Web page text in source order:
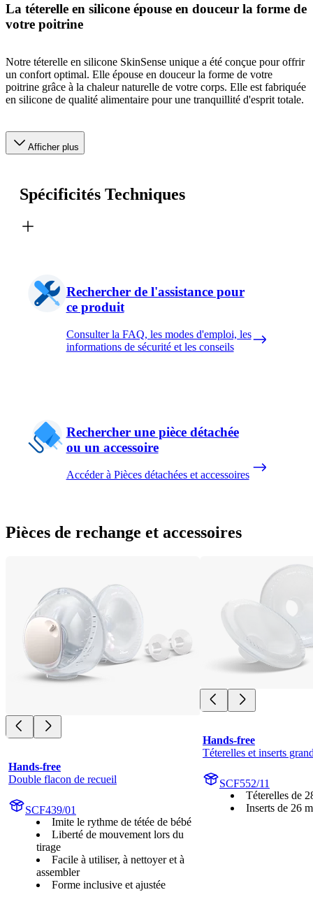
La téterelle en silicone épouse en douceur la forme de
votre poitrine
Notre téterelle en silicone SkinSense unique a été conçue pour offrir
un confort optimal. Elle épouse en douceur la forme de votre
poitrine grâce à la chaleur naturelle de votre corps. Elle est fabriquée
en silicone de qualité alimentaire pour une tranquillité d'esprit totale.
Afficher plus
Spécificités Techniques
Rechercher de l'assistance pour
ce produit
Consulter la FAQ, les modes d'emploi, les
informations de sécurité et les conseils
Rechercher une pièce détachée
ou un accessoire
Accéder à Pièces détachées et accessoires
Pièces de rechange et accessoires
Hands-free
Double flacon de recueil
SCF439/01
Imite le rythme de tétée de bébé
Liberté de mouvement lors du
tirage
Facile à utiliser, à nettoyer et à
assembler
Forme inclusive et ajustée
Hands-free
Téterelles et inserts
SCF552/11
Téterelles de
Inserts de 26